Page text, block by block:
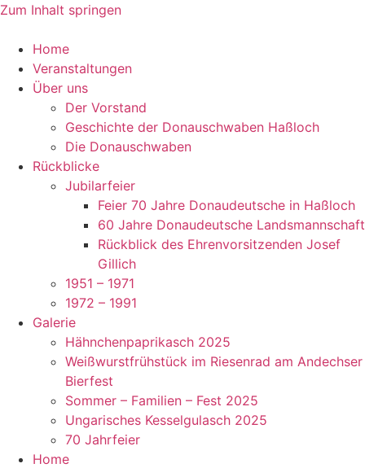
Zum Inhalt springen
Home
Veranstaltungen
Über uns
Der Vorstand
Geschichte der Donauschwaben Haßloch
Die Donauschwaben
Rückblicke
Jubilarfeier
Feier 70 Jahre Donaudeutsche in Haßloch
60 Jahre Donaudeutsche Landsmannschaft
Rückblick des Ehrenvorsitzenden Josef
Gillich
1951 – 1971
1972 – 1991
Galerie
Hähnchenpaprikasch 2025
Weißwurstfrühstück im Riesenrad am Andechser
Bierfest
Sommer – Familien – Fest 2025
Ungarisches Kesselgulasch 2025
70 Jahrfeier
Home